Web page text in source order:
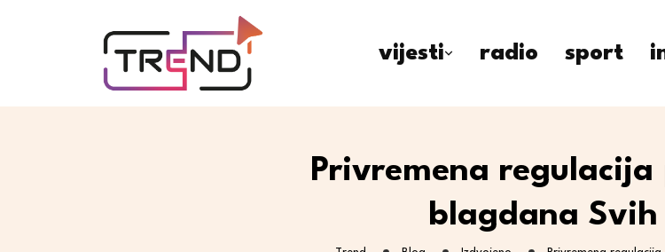
vijesti radio sport
Privremena
blagdana